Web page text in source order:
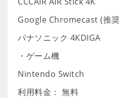
Google Chromecast (推
パナソニック 4KDIGA
・ゲーム機
Nintendo Switch
利用料金： 無料